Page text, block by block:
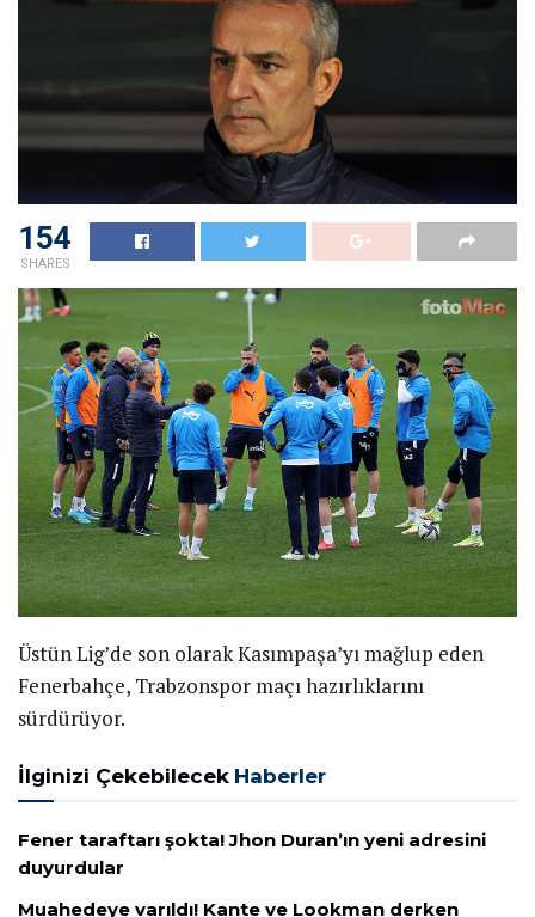
154
SHARES
Üstün Lig’de son olarak Kasımpaşa’yı mağlup eden
Fenerbahçe, Trabzonspor maçı hazırlıklarını
sürdürüyor.
İlginizi Çekebilecek Haberler
Fener taraftarı şokta! Jhon Duran’ın yeni adresini
duyurdular
Muahedeye varıldı! Kante ve Lookman derken